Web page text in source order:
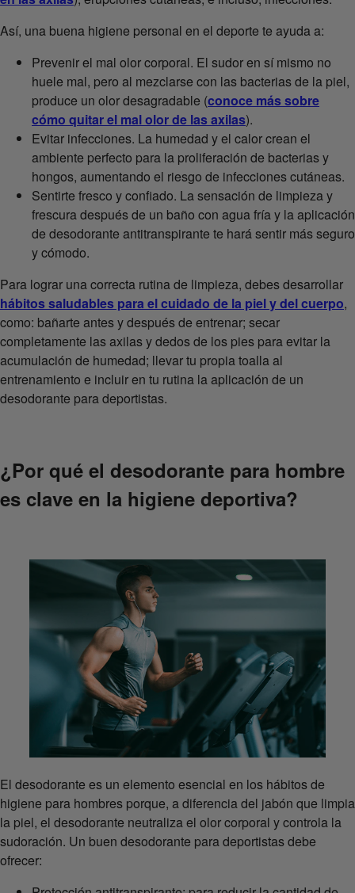
Así, una buena higiene personal en el deporte te ayuda a:
Prevenir el mal olor corporal. El sudor en sí mismo no
huele mal, pero al mezclarse con las bacterias de la piel,
produce un olor desagradable (conoce más sobre
cómo quitar el mal olor de las axilas).
Evitar infecciones. La humedad y el calor crean el
ambiente perfecto para la proliferación de bacterias y
hongos, aumentando el riesgo de infecciones cutáneas.
Sentirte fresco y confiado. La sensación de limpieza y
frescura después de un baño con agua fría y la aplicación
de desodorante antitranspirante te hará sentir más seguro
y cómodo.
Para lograr una correcta rutina de limpieza, debes desarrollar
hábitos saludables para el cuidado de la piel y del cuerpo,
como: bañarte antes y después de entrenar; secar
completamente las axilas y dedos de los pies para evitar la
acumulación de humedad; llevar tu propia toalla al
entrenamiento e incluir en tu rutina la aplicación de un
desodorante para deportistas.
¿Por qué el desodorante para hombre
es clave en la higiene deportiva?
El desodorante es un elemento esencial en los hábitos de
higiene para hombres porque, a diferencia del jabón que limpia
la piel, el desodorante neutraliza el olor corporal y controla la
sudoración. Un buen desodorante para deportistas debe
ofrecer: